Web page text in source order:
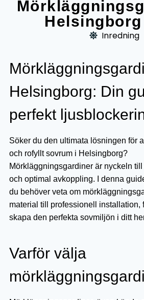
Helsingborg
Inredning
Helsingborg: Din
perfekt
Söker du den ultimata lösningen för
och rofyllt sovrum i Helsingborg?
Mörkläggningsgardiner är nyckeln
och optimal avkoppling. I denna
du behöver veta om
material till professionell installation,
skapa den perfekta sovmiljön i ditt
Varför välja